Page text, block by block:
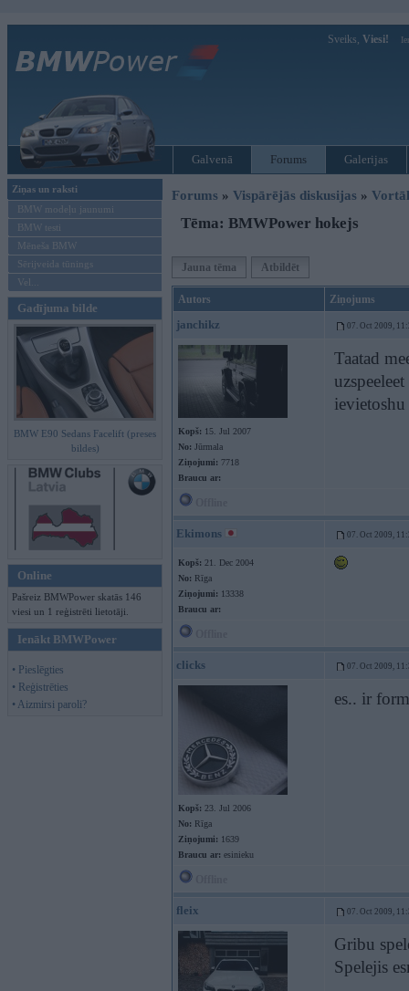
Sveiks, Viesi!
Galvenā Forums Galerijas
Ziņas un raksti
BMW modeļu jaunumi
BMW testi
Mēneša BMW
Sērijveida tūnings
Vel...
Gadījuma bilde
BMW E90 Sedans Facelift (preses
bildes)
Online
Pašreiz BMWPower skatās 146
viesi un 1 reģistrēti lietotāji.
Ienākt BMWPower
• Pieslēgties
• Reģistrēties
• Aizmirsi paroli?
Forums » Vispārējās diskusijas »
Tēma: BMWPower hokejs
Jauna tēma Atbildēt
Autors Ziņojums
janchikz 07. Oct 2009,
Kopš: 15. Jul 2007
No: Jūrmala
Ziņojumi: 7718
Braucu ar:
Taatad
Ekimons 07. Oct 2009,
Kopš: 21. Dec 2004
No: Rīga
Ziņojumi: 13338
Braucu ar:
clicks 07. Oct 2009,
Kopš: 23. Jul 2006
No: Rīga
Ziņojumi: 1639
Braucu ar: esinieku
es.. ir
fleix 07. Oct 2009,
Gribu
Spelejis